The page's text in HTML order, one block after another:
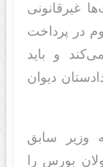
غیرقانونی
در پرداخت
و باید
دیوان
وزیر سابق
بورس را